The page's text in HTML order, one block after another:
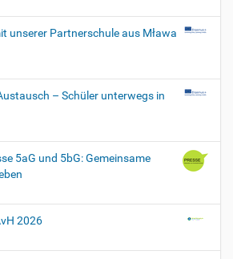
unserer Partnerschule aus Mława
– Schüler unterwegs in
5aG und 5bG: Gemeinsame
2026